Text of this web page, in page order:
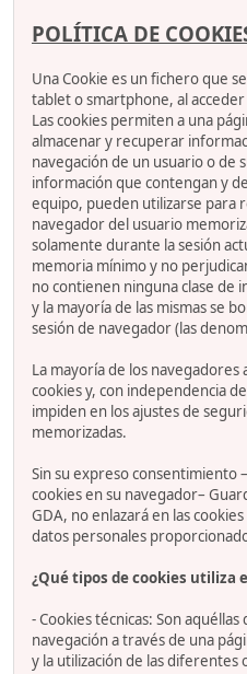
POLÍTICA DE
Una Cookie es un fichero que
tablet o smartphone, al
Las cookies permiten a una
almacenar y recuperar
navegación de un usuario o de
información que contengan y
equipo, pueden utilizarse para
navegador del usuario
solamente durante la sesión
memoria mínimo y no
no contienen ninguna clase de
y la mayoría de las mismas se
sesión de navegador (las
La mayoría de los navegadores
cookies y, con independencia
impiden en los ajustes de
memorizadas.
Sin su expreso consentimiento
cookies en su navegador–
GDA, no enlazará en las
datos personales
¿Qué tipos de cookies utiliza
- Cookies técnicas: Son
navegación a través de una
y la utilización de las diferentes